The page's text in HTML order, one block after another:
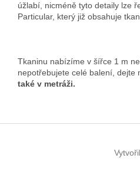
úžlabí, nicméně tyto detaily lze
Particular, který již obsahuje
Tkaninu nabízíme v šířce 1 m
nepotřebujete celé balení, dejte
také v metráži.